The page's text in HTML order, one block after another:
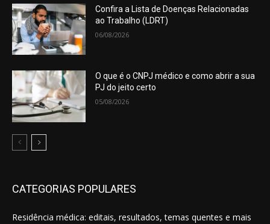
Confira a Lista de Doenças Relacionadas
ao Trabalho (LDRT)
06/08/2026
O que é o CNPJ médico e como abrir a sua
PJ do jeito certo
05/08/2026
CATEGORIAS POPULARES
Residência médica: editais, resultados, temas quentes e mais